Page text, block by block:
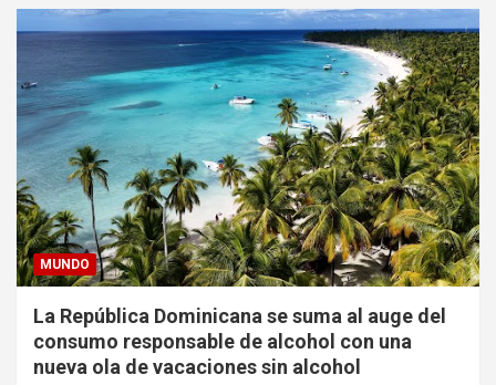
MUNDO
La República Dominicana se suma al auge del
consumo responsable de alcohol con una
nueva ola de vacaciones sin alcohol